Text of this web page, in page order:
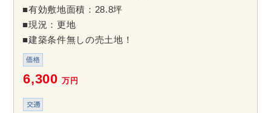
■有効敷地面積：28.8坪
■現況：更地
■建築条件無しの売土地！
6,300万円